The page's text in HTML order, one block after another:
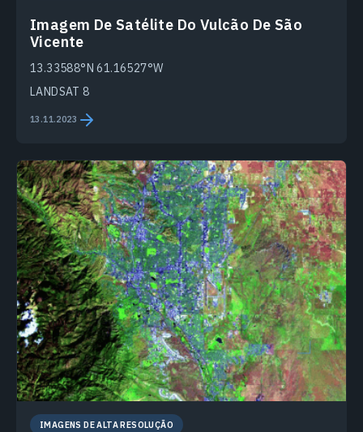
Imagem De Satélite Do Vulcão De São
Vicente
13.33588°N 61.16527°W
LANDSAT 8
13.11.2023
IMAGENS DE ALTA RESOLUÇÃO